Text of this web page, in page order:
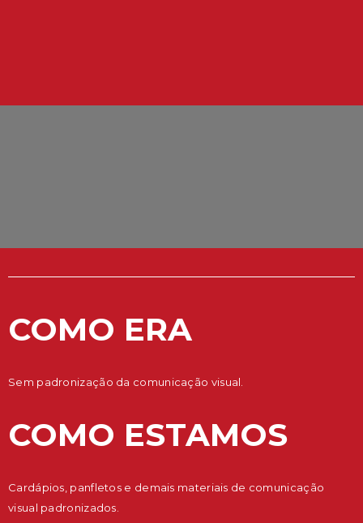
COMO ERA
Sem padronização da comunicação visual.
COMO ESTAMOS
Cardápios, panfletos e demais materiais de comunicação
visual padronizados.